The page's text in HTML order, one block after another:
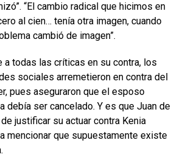
“El cambio radical que hicimos en
al cien… tenía otra imagen, cuando
cambió de imagen”.
a todas las críticas en su contra, los
sociales arremetieron en contra del
pues aseguraron que el esposo
debía ser cancelado. Y es que Juan de
justificar su actuar contra Kenia
mencionar que supuestamente existe